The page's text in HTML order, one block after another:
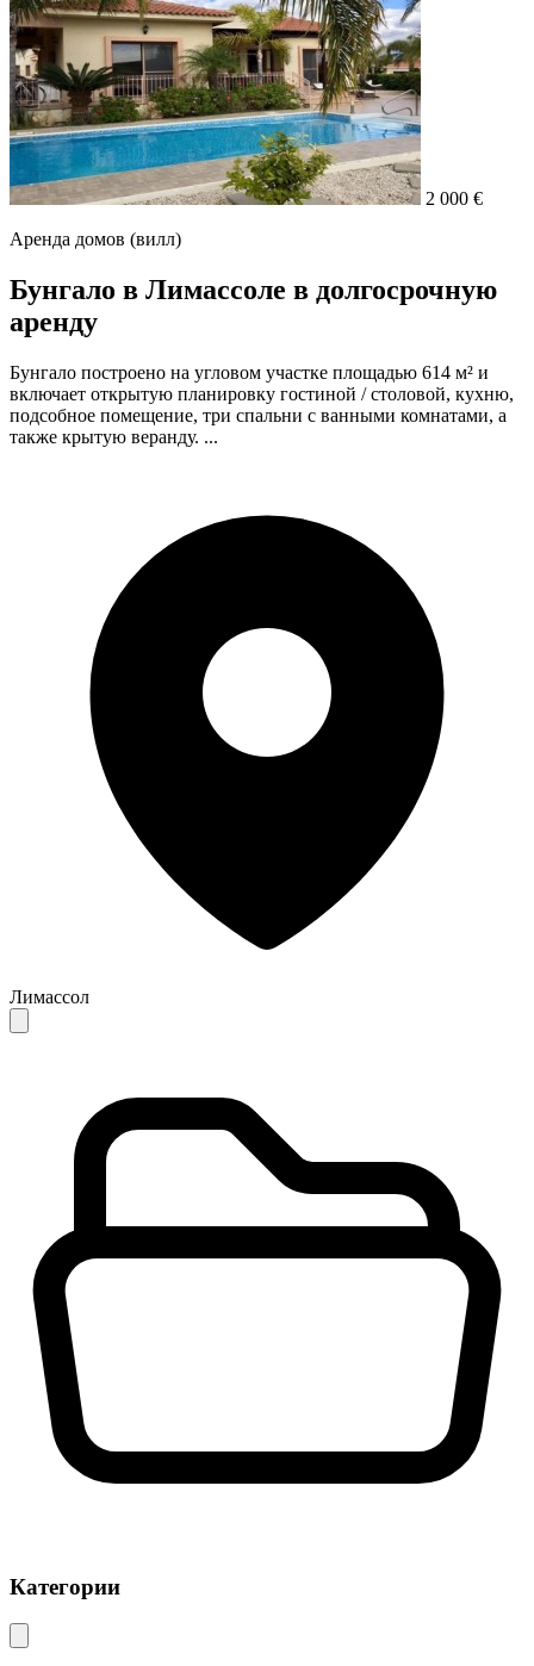
2 000 €
Аренда домов (вилл)
Бунгало в Лимассоле в долгосрочную
аренду
Бунгало построено на угловом участке площадью 614 м² и
включает открытую планировку гостиной / столовой, кухню,
подсобное помещение, три спальни с ванными комнатами, а
также крытую веранду. ...
Лимассол
Категории